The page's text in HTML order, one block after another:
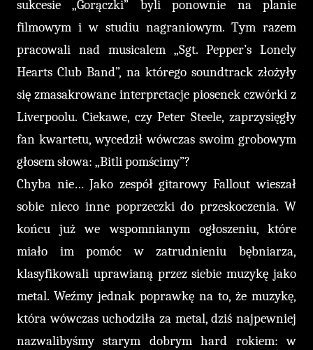
sukcesie „Gorączki” byli ponownie na planie
filmowym i w studiu nagraniowym. Tym razem
pracowali nad musicalem „Sgt. Pepper’s Lonely
Hearts Club Band”, na którego soundtrack złożyły
się zmasakrowane interpretacje piosenek czwórki z
Liverpoolu. Ciekawe, czy Peter Steele, zaprzysięgły
fan kwartetu, wycedził wówczas swoim grobowym
głosem słowa: „Bitli pomścimy”?
Chyba nie… Jako zespół gitarowy Fallout wieszał
sobie nieco inne poprzeczki do przeskoczenia. W
końcu już we wspomnianym ogłoszeniu, które
miało im pomóc w zatrudnieniu bębniarza,
klasyfikowali uprawianą przez siebie muzykę jako
metal. Weźmy jednak poprawkę na to, że muzykę,
która wówczas uchodziła za metal, dziś najpewniej
nazwalibyśmy starym dobrym hard rokiem: w